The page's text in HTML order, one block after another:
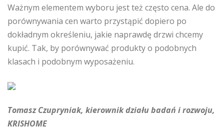
Ważnym elementem wyboru jest też często cena. Ale do
porównywania cen warto przystąpić dopiero po
dokładnym określeniu, jakie naprawdę drzwi chcemy
kupić. Tak, by porównywać produkty o podobnych
klasach i podobnym wyposażeniu.
Tomasz Czupryniak, kierownik działu badań i rozwoju,
KRISHOME